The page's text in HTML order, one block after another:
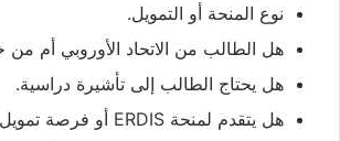
نوع المنحة أو التمويل.
هل الطالب من الاتحاد الأوروبي أم من
هل يحتاج الطالب إلى تأشيرة دراسية.
هل يتقدم لمنحة ERDIS أو فرصة تمويل أخرى.